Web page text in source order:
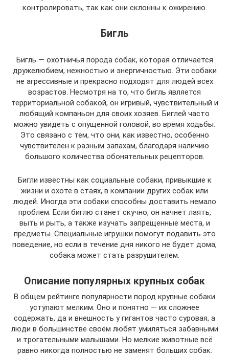
контролировать, так как они склонны к ожирению.
Бигль
Бигль — охотничья порода собак, которая отличается
дружелюбием, нежностью и энергичностью. Эти собаки
не агрессивные и прекрасно подходят для людей всех
возрастов. Несмотря на то, что бигль является
территориальной собакой, он игривый, чувствительный и
любящий компаньон для своих хозяев. Биглей часто
можно увидеть с опущенной головой, во время ходьбы.
Это связано с тем, что они, как известно, особенно
чувствителен к разным запахам, благодаря наличию
большого количества обонятельных рецепторов.
Бигли известны как социальные собаки, привыкшие к
жизни и охоте в стаях, в компании других собак или
людей. Иногда эти собаки способны доставить немало
проблем. Если биглю станет скучно, он начнет лаять,
выть и рыть, а также изучать запрещенные места, и
предметы. Специальные игрушки помогут подавить это
поведение, но если в течение дня никого не будет дома,
собака может стать разрушителем.
Описание популярных крупных собак
В общем рейтинге популярности пород крупные собаки
уступают мелким. Оно и понятно — их сложнее
содержать, да и внешность у гигантов часто суровая, а
люди в большинстве своём любят умиляться забавными
и трогательными малышами. Но мелкие животные всё
равно никогда полностью не заменят больших собак.